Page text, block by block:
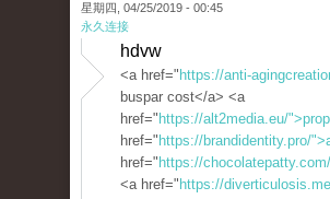
星期四, 04/25/2019 - 00:45
永久连接
hdvw
<a href=" https://anti-
buspar cost</a> <a
href=" https://alt2media.eu/
href=" https://brandidentity.pro/
href=" https://
<a href=" https://